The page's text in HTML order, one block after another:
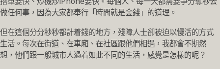
做任何事，因為大家都奉行「時間就是金錢」的道理。
但在這個分分秒秒都計着錢的地方，殘障人士卻被迫以慢活的方式
生活。每次在街道、在車廂、在社區跟他們相遇，我都會不期然
想，他們跟一般城市人過着如此不同的生活，感覺是怎樣的呢？